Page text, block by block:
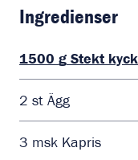
Ingredienser
1500 g Stekt
2 st Ägg
3 msk Kapris